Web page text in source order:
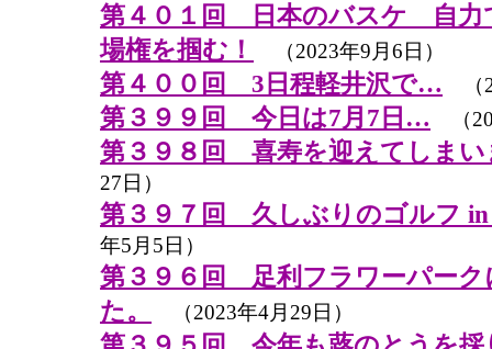
第４０１回 日本のバスケ 自力
場権を掴む！
（2023年9月6日）
第４００回 3日程軽井沢で… （
第３９９回 今日は7月7日… （
第３９８回 喜寿を迎えてしまい
27日）
第３９７回 久しぶりのゴルフ
年5月5日）
第３９６回 足利フラワーパーク
た。
（2023年4月29日）